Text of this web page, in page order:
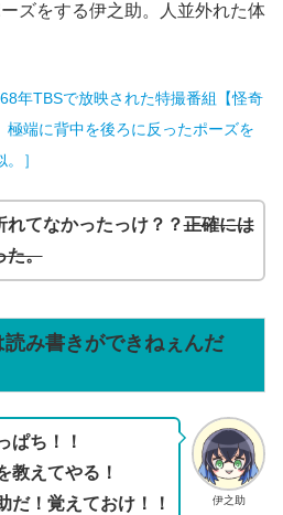
ズをする伊之助。人並外れた体
年TBSで放映された特撮番組【怪奇
極端に背中を後ろに反ったポーズを
］
れてなかったっけ？？正確には
た。
み書きができねぇんだ
伊之助
ぱち！！
教えてやる！
だ！覚えておけ！！